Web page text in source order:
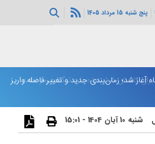
پنج شنبه 15 مرداد 1405
برای کاهش تنش‌ها درباره تنگه هرمز ادامه
آغاز شد؛ زمان‌بندی جدید و تغییر فاصله واریز
شنبه 10 آبان 1404 - 15:01